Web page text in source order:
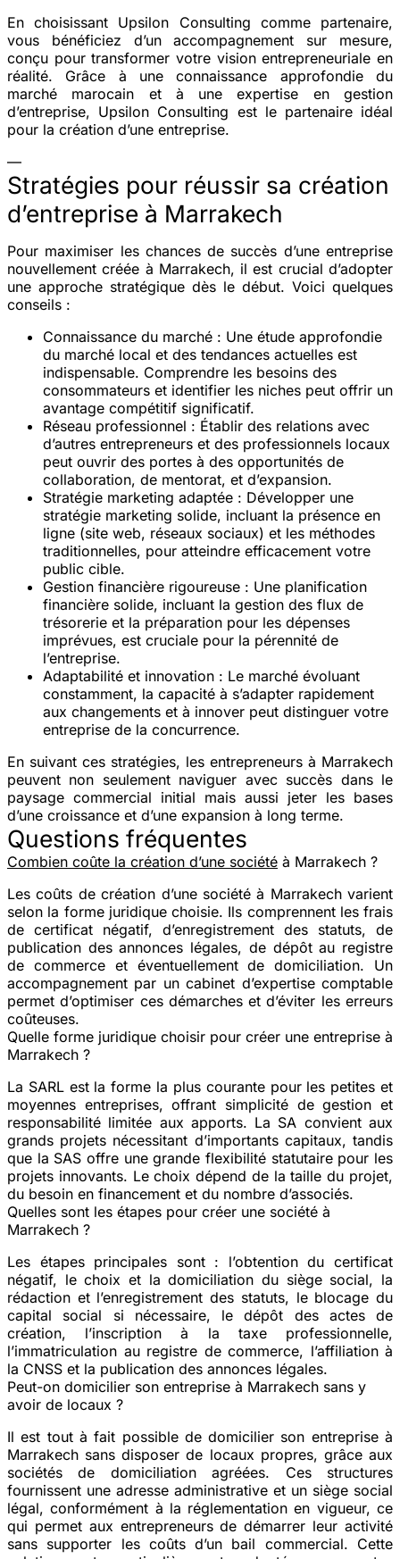
En choisissant Upsilon Consulting comme partenaire,
vous bénéficiez d’un accompagnement sur mesure,
conçu pour transformer votre vision entrepreneuriale en
réalité. Grâce à une connaissance approfondie du
marché marocain et à une expertise en gestion
d’entreprise, Upsilon Consulting est le partenaire idéal
pour la création d’une entreprise.
—
Stratégies pour réussir sa création
d’entreprise à Marrakech
Pour maximiser les chances de succès d’une entreprise
nouvellement créée à Marrakech, il est crucial d’adopter
une approche stratégique dès le début. Voici quelques
conseils :
Connaissance du marché : Une étude approfondie
du marché local et des tendances actuelles est
indispensable. Comprendre les besoins des
consommateurs et identifier les niches peut offrir un
avantage compétitif significatif.
Réseau professionnel : Établir des relations avec
d’autres entrepreneurs et des professionnels locaux
peut ouvrir des portes à des opportunités de
collaboration, de mentorat, et d’expansion.
Stratégie marketing adaptée : Développer une
stratégie marketing solide, incluant la présence en
ligne (site web, réseaux sociaux) et les méthodes
traditionnelles, pour atteindre efficacement votre
public cible.
Gestion financière rigoureuse : Une planification
financière solide, incluant la gestion des flux de
trésorerie et la préparation pour les dépenses
imprévues, est cruciale pour la pérennité de
l’entreprise.
Adaptabilité et innovation : Le marché évoluant
constamment, la capacité à s’adapter rapidement
aux changements et à innover peut distinguer votre
entreprise de la concurrence.
En suivant ces stratégies, les entrepreneurs à Marrakech
peuvent non seulement naviguer avec succès dans le
paysage commercial initial mais aussi jeter les bases
d’une croissance et d’une expansion à long terme.
Questions fréquentes
Combien coûte la création d’une société à Marrakech ?
Les coûts de création d’une société à Marrakech varient
selon la forme juridique choisie. Ils comprennent les frais
de certificat négatif, d’enregistrement des statuts, de
publication des annonces légales, de dépôt au registre
de commerce et éventuellement de domiciliation. Un
accompagnement par un cabinet d’expertise comptable
permet d’optimiser ces démarches et d’éviter les erreurs
coûteuses.
Quelle forme juridique choisir pour créer une entreprise à
Marrakech ?
La SARL est la forme la plus courante pour les petites et
moyennes entreprises, offrant simplicité de gestion et
responsabilité limitée aux apports. La SA convient aux
grands projets nécessitant d’importants capitaux, tandis
que la SAS offre une grande flexibilité statutaire pour les
projets innovants. Le choix dépend de la taille du projet,
du besoin en financement et du nombre d’associés.
Quelles sont les étapes pour créer une société à
Marrakech ?
Les étapes principales sont : l’obtention du certificat
négatif, le choix et la domiciliation du siège social, la
rédaction et l’enregistrement des statuts, le blocage du
capital social si nécessaire, le dépôt des actes de
création, l’inscription à la taxe professionnelle,
l’immatriculation au registre de commerce, l’affiliation à
la CNSS et la publication des annonces légales.
Peut-on domicilier son entreprise à Marrakech sans y
avoir de locaux ?
Il est tout à fait possible de domicilier son entreprise à
Marrakech sans disposer de locaux propres, grâce aux
sociétés de domiciliation agréées. Ces structures
fournissent une adresse administrative et un siège social
légal, conformément à la réglementation en vigueur, ce
qui permet aux entrepreneurs de démarrer leur activité
sans supporter les coûts d’un bail commercial. Cette